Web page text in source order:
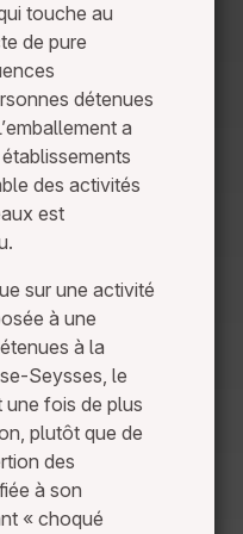
touche au
de pure
détenues
a
des activités
est
sur une activité
à une
à la
Seysses, le
fois de plus
plutôt que de
des
à son
« choqué